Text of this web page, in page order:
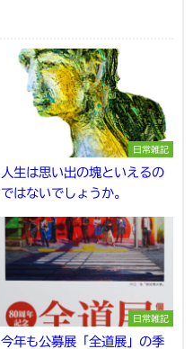
日常雑記
人生は思い出の塊といえるの
ではないでしょうか。
日常雑記
今年も公募展「全道展」の季